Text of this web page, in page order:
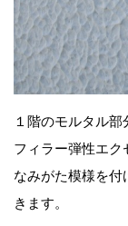
１階のモルタル
フィラー弾性エク
なみがた模様を付
きます。